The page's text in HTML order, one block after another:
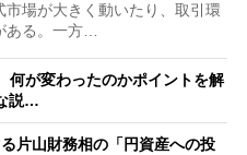
場が大きく動いたり、取引環
ある。一方…
何が変わったのかポイントを解
説…
片山財務相の「円資産への投